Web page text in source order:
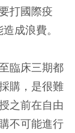
打國際疫
成浪費。
臨床三期都
購，是很難
之前在自由
不可能進行